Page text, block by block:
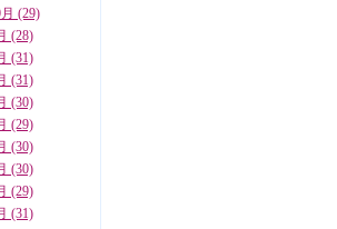
(29)
(28)
(31)
(31)
(30)
(29)
(30)
(30)
(29)
(31)